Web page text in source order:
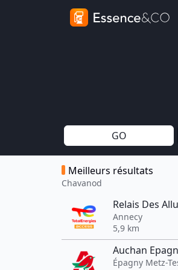
GO
Meilleurs résultats
Chavanod
Relais Des
Annecy
5,9 km
Auchan
Épagny Metz-